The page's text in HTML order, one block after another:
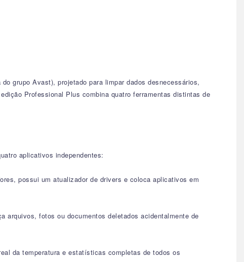
grupo Avast), projetado para limpar dados desnecessários,
Professional Plus combina quatro ferramentas distintas de
aplicativos independentes:
possui um atualizador de drivers e coloca aplicativos em
arquivos, fotos ou documentos deletados acidentalmente de
da temperatura e estatísticas completas de todos os